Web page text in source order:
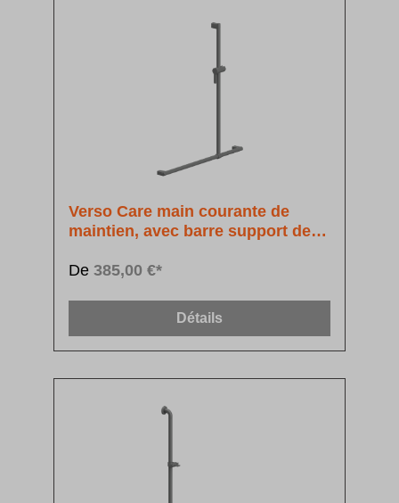
Verso Care main courante de
maintien, avec barre support de
De 385,00 €*
Détails